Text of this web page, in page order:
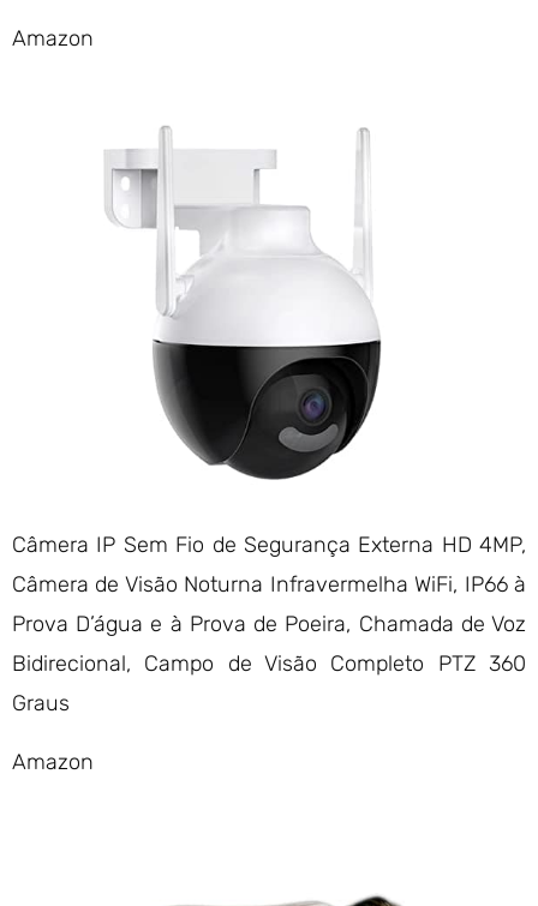
Amazon
Câmera IP Sem Fio de Segurança Externa HD 4MP,
Câmera de Visão Noturna Infravermelha WiFi, IP66 à
Prova D’água e à Prova de Poeira, Chamada de Voz
Bidirecional, Campo de Visão Completo PTZ 360
Graus
Amazon